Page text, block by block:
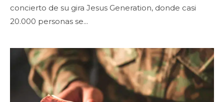
concierto de su gira Jesus Generation, donde casi
20.000 personas se...